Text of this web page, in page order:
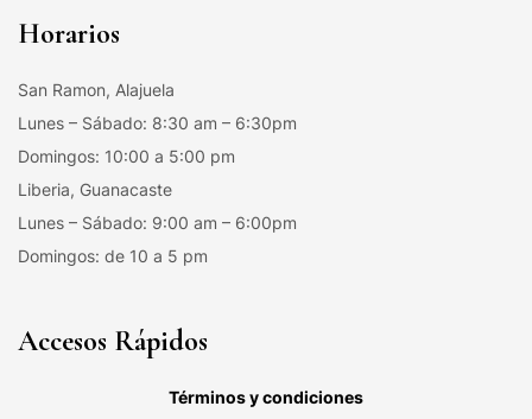
Horarios
San Ramon, Alajuela
Lunes – Sábado: 8:30 am – 6:30pm
Domingos: 10:00 a 5:00 pm
Liberia, Guanacaste
Lunes – Sábado: 9:00 am – 6:00pm
Domingos: de 10 a 5 pm
Accesos Rápidos
Términos y condiciones